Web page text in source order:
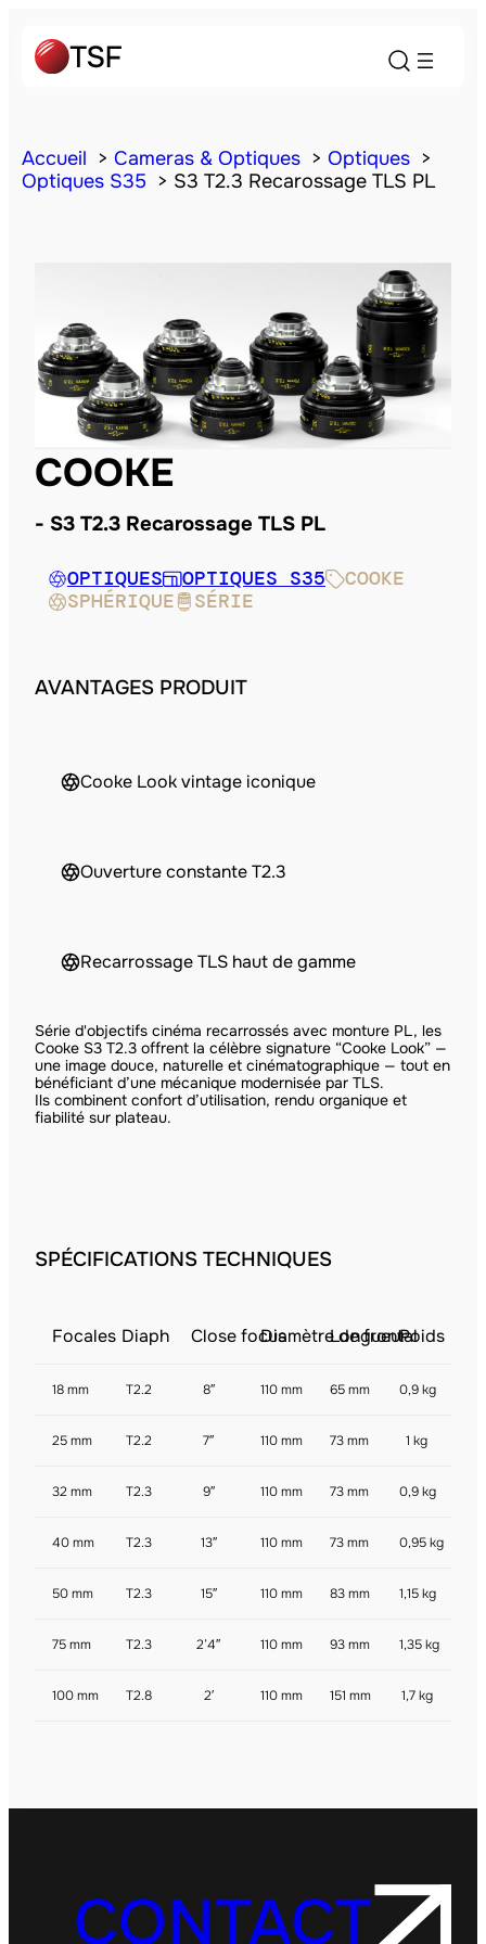
Accueil Cameras & Optiques
Optiques
Optiques S35
S3 T2.3 Recarossage TLS PL
COOKE
S3 T2.3 Recarossage TLS PL
OPTIQUES OPTIQUES S35
COOKE
SPHÉRIQUE
SÉRIE
AVANTAGES PRODUIT
Cooke Look vintage iconique
Ouverture constante T2.3
Recarrossage TLS haut de gamme
Série d'objectifs cinéma recarrossés avec monture PL, les
Cooke S3 T2.3 offrent la célèbre signature “Cooke Look” —
une image douce, naturelle et cinématographique — tout en
bénéficiant d’une mécanique modernisée par TLS.
Ils combinent confort d’utilisation, rendu organique et
fiabilité sur plateau.
SPÉCIFICATIONS TECHNIQUES
Focales Diaph Close focusDiamètre de frontal
LongueurPoids
18 mm T2.2 8″ 110 mm 65 mm 0,9 kg
25 mm T2.2 7″ 110 mm 73 mm 1 kg
32 mm T2.3 9″ 110 mm 73 mm 0,9 kg
40 mm T2.3 13″ 110 mm 73 mm 0,95 kg
50 mm T2.3 15″ 110 mm 83 mm 1,15 kg
75 mm T2.3 2’4″ 110 mm 93 mm 1,35 kg
100 mm T2.8 2′ 110 mm 151 mm 1,7 kg
CONTACT